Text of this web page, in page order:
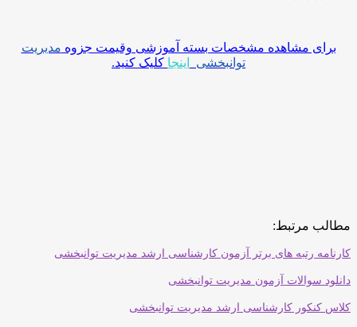
برای مشاهده مشخصات بسته آموزشی وقیمت جزوه مدیریت
توانبخشی
اینجا کلیک کنید.
مطالب مرتبط:
کارنامه رتبه های برتر آزمون کارشناسی ارشد مدیریت توانبخشی
دانلود سوالات آزمون مدیریت توانبخشی
کلاس کنکور کارشناسی ارشد مدیریت توانبخشی